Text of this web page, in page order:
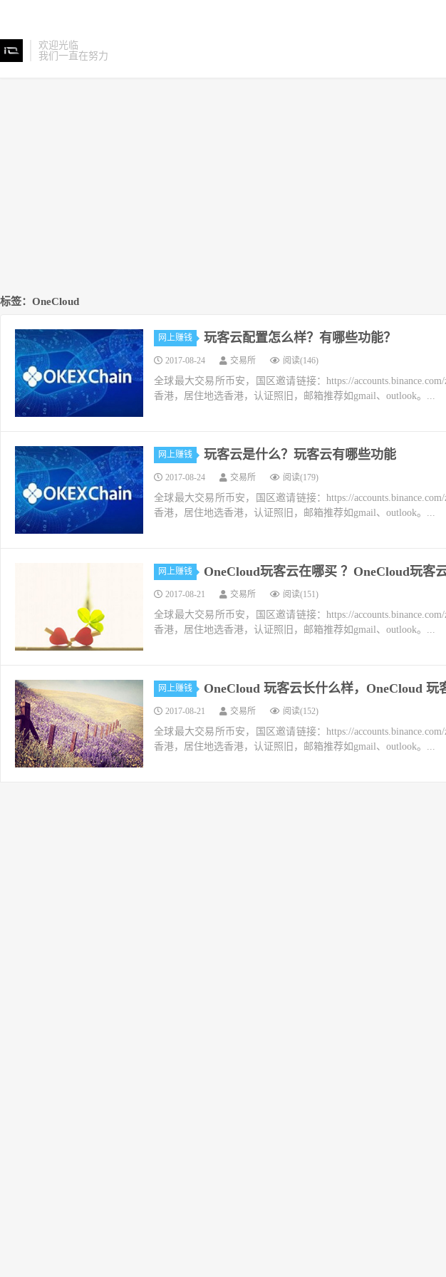
欢迎光临
我们一直在努力
标签：OneCloud
网上赚钱 玩客云配置怎么样？有哪些功能？
2017-08-24 交易所 阅读(146)
全球最大交易所币安，国区邀请链接：https://
香港，居住地选香港，认证照旧，邮箱推荐如gmail、outlook。...
网上赚钱 玩客云是什么？玩客云有哪些功能
2017-08-24 交易所 阅读(179)
全球最大交易所币安，国区邀请链接：https://
香港，居住地选香港，认证照旧，邮箱推荐如gmail、outlook。...
网上赚钱 OneCloud玩客云在哪买 ？OneCloud玩客
2017-08-21 交易所 阅读(151)
全球最大交易所币安，国区邀请链接：https://
香港，居住地选香港，认证照旧，邮箱推荐如gmail、outlook。...
网上赚钱 OneCloud 玩客云长什么样，OneCloud 玩
2017-08-21 交易所 阅读(152)
全球最大交易所币安，国区邀请链接：https://
香港，居住地选香港，认证照旧，邮箱推荐如gmail、outlook。...